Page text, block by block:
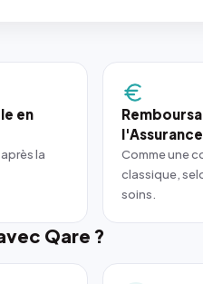
en
la
Comme une
classique,
soins.
Qare ?